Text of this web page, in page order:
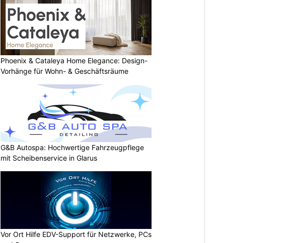
Phoenix & Cataleya Home Elegance: Design-
Vorhänge für Wohn- & Geschäftsräume
G&B Autospa: Hochwertige Fahrzeugpflege
mit Scheibenservice in Glarus
Vor Ort Hilfe EDV-Support für Netzwerke, PCs